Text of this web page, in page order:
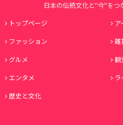
日本の伝統文化と"今"をつ
トップページ
ア
ファッション
雑
グルメ
観
エンタメ
ラ
歴史と文化